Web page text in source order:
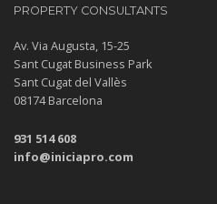
PROPERTY CONSULTANTS
Av. Via Augusta, 15-25
Sant Cugat Business Park
Sant Cugat del Vallès
08174 Barcelona
931 514 608
info@iniciapro.com